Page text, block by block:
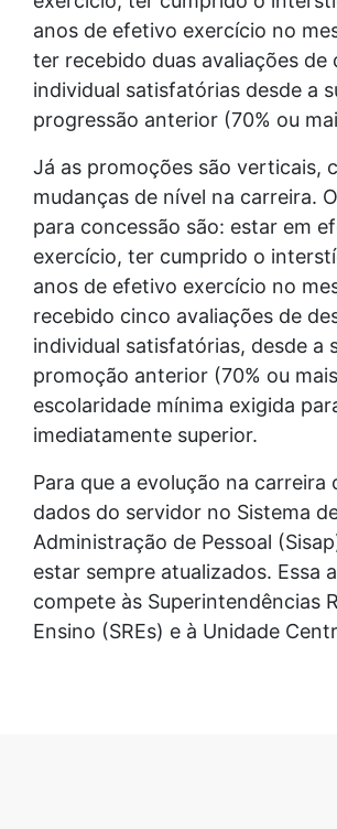
anos de efetivo exercício no
ter recebido duas avaliações de
individual satisfatórias desde a
progressão anterior (70% ou
Já as promoções são verticais,
mudanças de nível na carreira.
para concessão são: estar em
exercício, ter cumprido o
anos de efetivo exercício no
recebido cinco avaliações de
individual satisfatórias, desde a
promoção anterior (70% ou
escolaridade mínima exigida
imediatamente superior.
Para que a evolução na carreira
dados do servidor no Sistema
Administração de Pessoal
estar sempre atualizados. Essa
compete às Superintendências
Ensino (SREs) e à Unidade